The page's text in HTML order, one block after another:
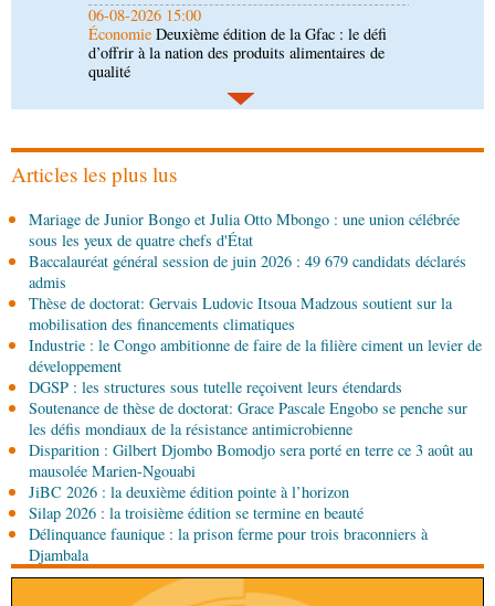
06-08-2026 14:30
Économie Gfac 2026 : des produits locaux dans
les stands, des surgelés dans les assiettes
06-08-2026 14:15
renforce la riposte avec l'appui de l'OMS et
d'Africa CDC
SportCommuniqué : Samira Leonie, nouvelle
ambassadrice de la marque 1xBet Congo-
Brazzaville
06-08-2026 09:30
PolitiqueAssemblée nationale: la Commission
Ecofin s’imprègne des réalités du CHU-B
06-08-2026 08:45
PolitiqueVie des institutions : Pierre Ngolo et
Pierre Oba jettent les bases d’une collaboration
fructueuse
06-08-2026 08:30
Afrique-MondeCentrafrique : les sanctions de
l'ONU cachent la guerre silencieuse pour le
contrôle des ressources
Articles les plus lus
Mariage de Junior Bongo et Julia Otto Mbongo : une union célébrée
sous les yeux de quatre chefs d'État
Baccalauréat général session de juin 2026 : 49 679 candidats déclarés
admis
Thèse de doctorat: Gervais Ludovic Itsoua Madzous soutient sur la
mobilisation des financements climatiques
Industrie : le Congo ambitionne de faire de la filière ciment un levier de
développement
DGSP : les structures sous tutelle reçoivent leurs étendards
Soutenance de thèse de doctorat: Grace Pascale Engobo se penche sur
les défis mondiaux de la résistance antimicrobienne
Disparition : Gilbert Djombo Bomodjo sera porté en terre ce 3 août au
mausolée Marien-Ngouabi
JiBC 2026 : la deuxième édition pointe à l’horizon
Silap 2026 : la troisième édition se termine en beauté
Délinquance faunique : la prison ferme pour trois braconniers à
Djambala